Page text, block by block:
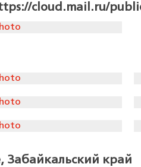
cloud.mail.ru/
Забайкальский край